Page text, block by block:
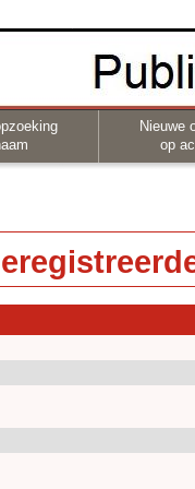
Nieuwe
op